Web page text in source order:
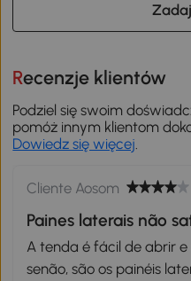
Recenzje klientów
Podziel się swoim
pomóż innym klientom
Dowiedz się więcej.
Cliente Aosom
Paines laterais não
A tenda é fácil de abrir e
senão, são os painéis